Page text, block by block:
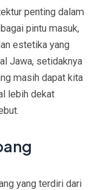
penting dalam
pintu masuk,
estetika yang
Jawa, setidaknya
masih dapat kita
lebih dekat
yang terdiri dari